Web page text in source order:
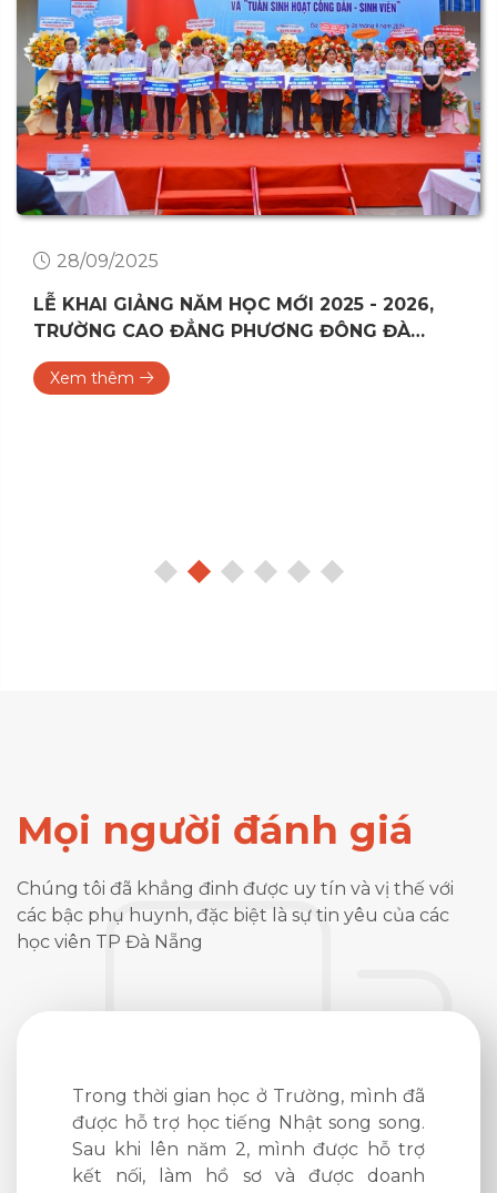
28/09/2025
LỄ KHAI GIẢNG NĂM HỌC MỚI 2025 - 2026,
TRƯỜNG CAO ĐẲNG PHƯƠNG ĐÔNG ĐÀ
NẴNG
Xem thêm
Mọi người đánh giá
Chúng tôi đã khẳng đinh được uy tín và vị thế với
các bậc phụ huynh, đặc biệt là sự tin yêu của các
học viên TP Đà Nẵng
Trong thời gian học ở Trường, mình đã
được hỗ trợ học tiếng Nhật song song.
Sau khi lên năm 2, mình được hỗ trợ
kết nối, làm hồ sơ và được doanh